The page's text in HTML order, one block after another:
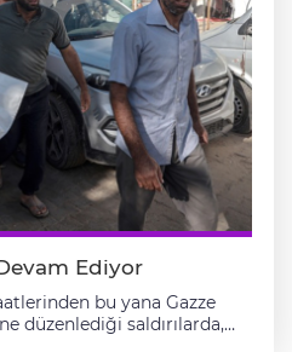
Ediyor
uluslararası topluma çağrıda bulunan Sevabite, "Uluslararası toplum gerçek bir imtihanla karşı karşıya. Ya sivilleri koruma konusundaki hukuki görevini yerine getirecek ya da sessiz kalıp eylemsizliğiyle suça ortak olacak." ifadelerini kullandı. Gazze'nin ana sahil yolu İsrail tarafından kapatıldı İsrail ordusu, dün Gazze Şeridi'nin batısında yer alan ve şeridin güney ile kuzeyini sahil yolu üzerinden birbirine bağlayan Reşid Caddesi'ni saat 12.00 itibarıyla güneyden gelenlere kapatmıştı. Gazze'deki hükümet ise İsrail'in Gazze Şeridi'nde sivillerin kullandığı en hareketli yollardan biri olan sahildeki Reşid Caddesi'ni kapatmasını, "soykırım politikaları çerçevesinde keyfi uygulama" olarak nitelemişti. İsrail'in Reşid Caddesi’ni kapatması ve sadece güneye doğru göç için kullanılmasına izin verileceğini duyurmasının ardından yüzlerce Filistinli aile ise kentin orta ve güney bölgelerine doğru göç etmek zorunda kaldı. Şati Mülteci Kampı yakınlarından başlayarak güneyde Refah’a kadar uzanan sahil yolu Reşid Caddesi, Gazze Şeridi'nin kuzeyi ile güneyini birbirine bağlayan ana güzergâh konumunda. İsrail ordusu Gazze Şeridi'nin güneyine geçiş için "güvenli" olduğunu iddia ettiği bu cadde üzerinde güneye doğru göç eden Filistinlileri hedef alıyor. Gazze'deki Sağlık Bakanlığı: Gazze kentinde hastanelere erişim son derece tehlikeli hale geldi Bakanlıktan yapılan yazılı açıklamada, Gazze kentindeki sağlık personelinin hastanelerde tehlikelerle çevrili şekilde hastalara sağlık hizmeti sunmaya devam ettiği belirtildi. Gazze'deki Şifa Tıp Merkezi, Kudüs ve Huluv hastanelerine erişimin "son derece tehlikeli" hale geldiği uyarısında bulunuldu. Bakanlık açıklamasında, uluslararası topluma sağlık kurumlarının ve çalışanlarının korunması ve hastanelere güvenli erişimin sağlanması için müdahale çağrısı yapıldı. Gazze'deki Sağlık Bakanlığı, daha önce yaptığı açıklamalarda, İsrail'in mart ayından bu yana sınır kapılarını neredeyse tamamen kapatarak, bölgeye insani yardım ve tıbbi malzeme girişini engellemesi sonucu sağlık alanında ciddi sıkıntılar yaşandığı uyarısında bulunmuştu. Gazze Şeridi'nin kuzeyindeki Gazze kentini işgal için 16 Eylül'de kara saldırılarına başladığını açıklayan İsrail ordusu, kente yoğun saldırılar düzenliyor. Sınır Tanımayan Doktorlar, Gazze'de İsrail saldırısında bir çalışanının daha hayatını kaybettiğini duyurdu Sınır Tanımayan Doktorlar (MSF), Gazze Şeridi'nde üzerinde insani sağlık personeli olduğunu gösteren MSF yeleği bulunmasına rağmen bir çalışanının daha İsrail ordusu tarafından öldürüldüğünü duyurdu. MSF'den yapılan yazılı açıklamada, Gazze Şeridi'nin orta kesimindeki Deyr el-Belah kentinde İsrail ordusunun düzenlediği saldırıda MSF çalışanı 42 yaşındaki Ömer Hayek'in hayatını kaybettiği, 4 kişinin ise yaralandığı belirtildi. Saldırının hedefi olan MSF ekibinin o sırada otobüs beklediği ve tıbbi insani yardım çalışanı olduklarını gösteren MSF yelekleri giydiği vurgulandı. Açıklamada, "Diğer bir çalışanımız Hüseyin en-Neccar'ın İsrail güçleri tarafından Deyr el Balah'ta öldürülmesinden iki haftadan kısa bir süre sonra gerçekleşen bu cinayetten dolayı derin üzüntü ve öfke duyuyoruz." ifadesi kullanıldı. Hayek'in ailesine ve yakınlarına başsağlığı dilenen açıklamada, 7 Ekim 2023'ten bu yana İsrail saldırıları altındaki Gazze Şeridi'nde öldürülen MSF çalışanlarının sayısının 14'e yükseldiği kaydedildi. Gazze'deki hükümet: Gazze'ye eylül ayında 18 bin yardım tırından sadece 1824'ü girdi Gazze'deki hükümetin Medya Ofisi'nden yapılan yazılı açıklamada, geçen ay Gazze Şeridi'ne giriş yapabilen yardımlara ilişkin bilgi verildi. Açıklamada, eylül ayında 18 bin yardım tırı girmesi gerekirken sadece 1824 tırın Gazze'ye ulaşabildiği ifade edildi. Gazze'ye ulaşan yardımların bölgedeki nüfusun ihtiyaçlarının yalnızca yüzde 10'unu karşılayabildiği kaydedildi. Ayrıca yardım tırlarının, İsrail güçlerinin oluşturduğu yapay güvenlik kaosu ortamında yağmalandığına işaret edilen açıklamada, İsrail'in Gazze Şeridi'ne yönelik sistematik açlık politikasının bir parçası olarak, 7 aydan fazla süredir sınır kapılarını ve geçişleri kapatarak bölgeye yeterli miktarda yardımın girişini engellediği ifade edildi. İsrail'in, çocuklar, hastalar ve açlıkla mücadele edenlerin ihtiyaç duyduğu 400'den fazla gıda maddesi başta olmak üzere halkı pek çok yardım malzemesinden mahrum ettiği bilgisi paylaşıldı. Girişi yasaklanan ürünler arasında yumurta, kırmızı ve beyaz et, balık, peynir, süt ürünleri, meyve-sebze, besin takviyesinin yanı sıra kuruyemiş, hamilelerin ve hastaların ihtiyaç duyduğu takviyelerin yer aldığı belirtildi. Açıklamada, bölgenin sağlık, hizmet ve gıda alanlarındaki temel ihtiyaçlarını karşılamak için günlük en az 600 yardım ve yakıt tırına ihtiyaç duyulduğu vurgulandı. İsrail tarafından bölgede uy